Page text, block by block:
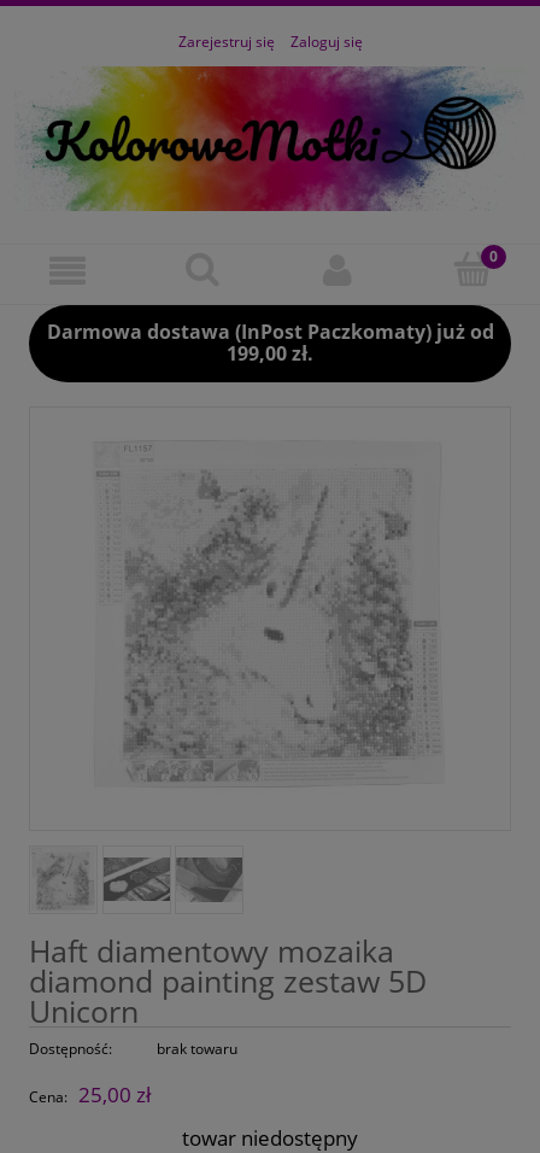
Zarejestruj się Zaloguj się
Darmowa dostawa (InPost Paczkomaty) już od
199,00 zł.
Haft diamentowy mozaika
diamond painting zestaw 5D
Unicorn
Dostępność: brak towaru
Cena:
25,00 zł
towar niedostępny